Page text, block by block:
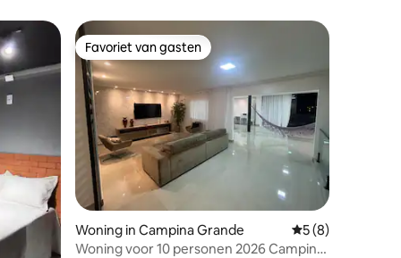
Favoriet van gasten
Favoriet van gasten
Woning in Campina Grande Gemiddelde
5 (8)
Woning voor 10 personen 2026 Campina